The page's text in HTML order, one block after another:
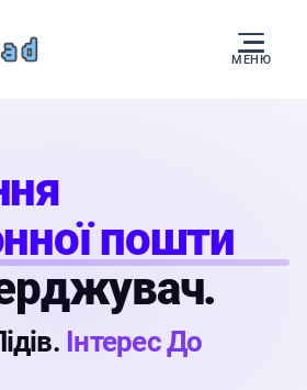
МЕНЮ
пошти
Інтерес До